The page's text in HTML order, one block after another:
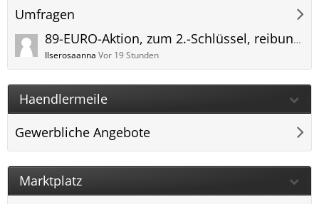
Umfragen
89-EURO-Aktion, zum 2.-Schlüssel, reibungsfrei?
Ilserosaanna Vor 19 Stunden
Haendlermeile
Gewerbliche Angebote
Marktplatz